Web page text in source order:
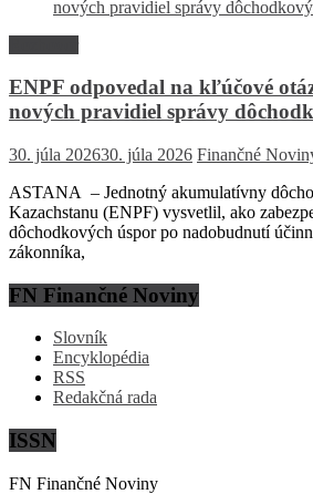
ENPF odpovedal na kľúčové
nových pravidiel správy
30. júla 202630. júla 2026 Finančné
ASTANA – Jednotný akumulatívny
Kazachstanu (ENPF) vysvetlil, ako
dôchodkových úspor po nadobudnutí
zákonníka,
FN Finančné Noviny
Slovník
Encyklopédia
RSS
Redakčná rada
ISSN
FN Finančné Noviny